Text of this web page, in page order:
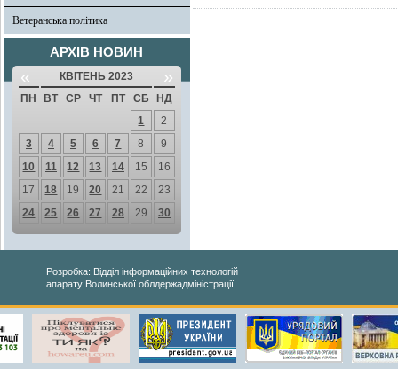
Ветеранська політика
АРХІВ НОВИН
« КВІТЕНЬ 2023 »
ПН ВТ СР ЧТ ПТ СБ
НД
1
2
3
4 5 6 7 8
9
10
11 12 13 14 15
16
17
18 19 20 21 22
23
24
25 26 27 28 29 30
Розробка: Відділ інформаційних технологій
апарату Волинської облдержадміністрації